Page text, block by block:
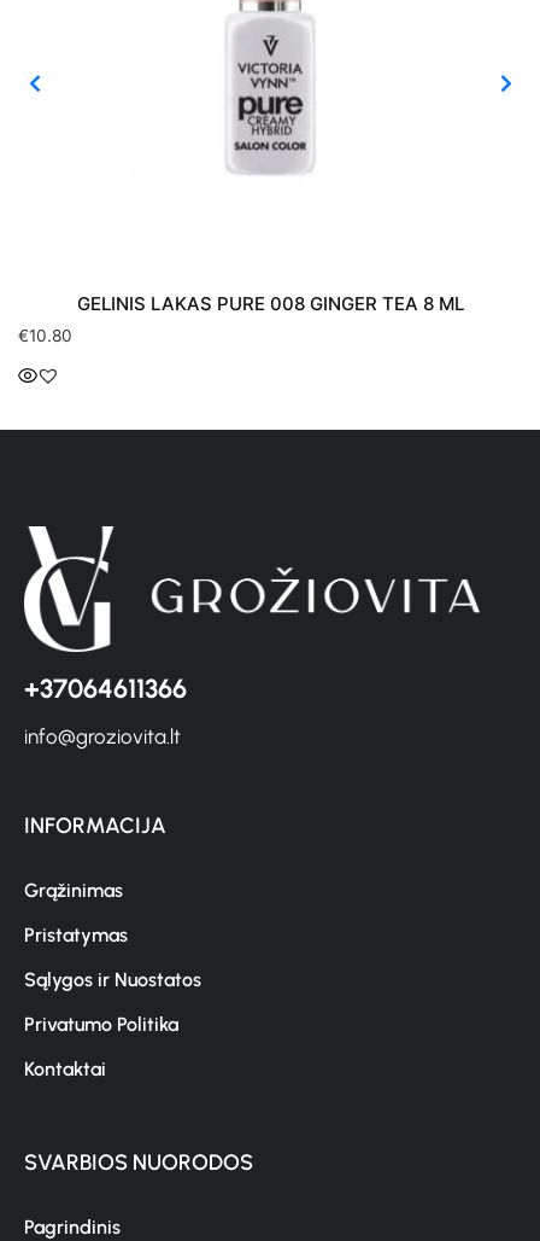
GELINIS LAKAS PURE 008 GINGER TEA 8 ML
€10.80
+37064611366
info@groziovita.lt
INFORMACIJA
Grąžinimas
Pristatymas
Sąlygos ir Nuostatos
Privatumo Politika
Kontaktai
SVARBIOS NUORODOS
Pagrindinis